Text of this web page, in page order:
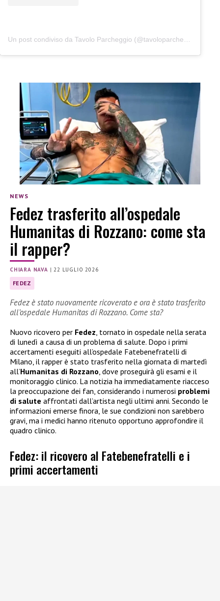
Un post condiviso da Tavolo Parcheggio (@tavoloparcheggio.podcast)
NEWS
Fedez trasferito all’ospedale
Humanitas di Rozzano: come sta
il rapper?
CHIARA NAVA | 22 LUGLIO 2026
FEDEZ
Fedez è stato nuovamente ricoverato e ora è stato trasferito
all’ospedale Humanitas di Rozzano. Come sta?
Nuovo ricovero per Fedez, tornato in ospedale nella serata
di lunedì a causa di un problema di salute. Dopo i primi
accertamenti eseguiti all’ospedale Fatebenefratelli di
Milano, il rapper è stato trasferito nella giornata di martedì
all’Humanitas di Rozzano, dove proseguirà gli esami e il
monitoraggio clinico. La notizia ha immediatamente riacceso
la preoccupazione dei fan, considerando i numerosi problemi
di salute affrontati dall’artista negli ultimi anni. Secondo le
informazioni emerse finora, le sue condizioni non sarebbero
gravi, ma i medici hanno ritenuto opportuno approfondire il
quadro clinico.
Fedez: il ricovero al Fatebenefratelli e i
primi accertamenti